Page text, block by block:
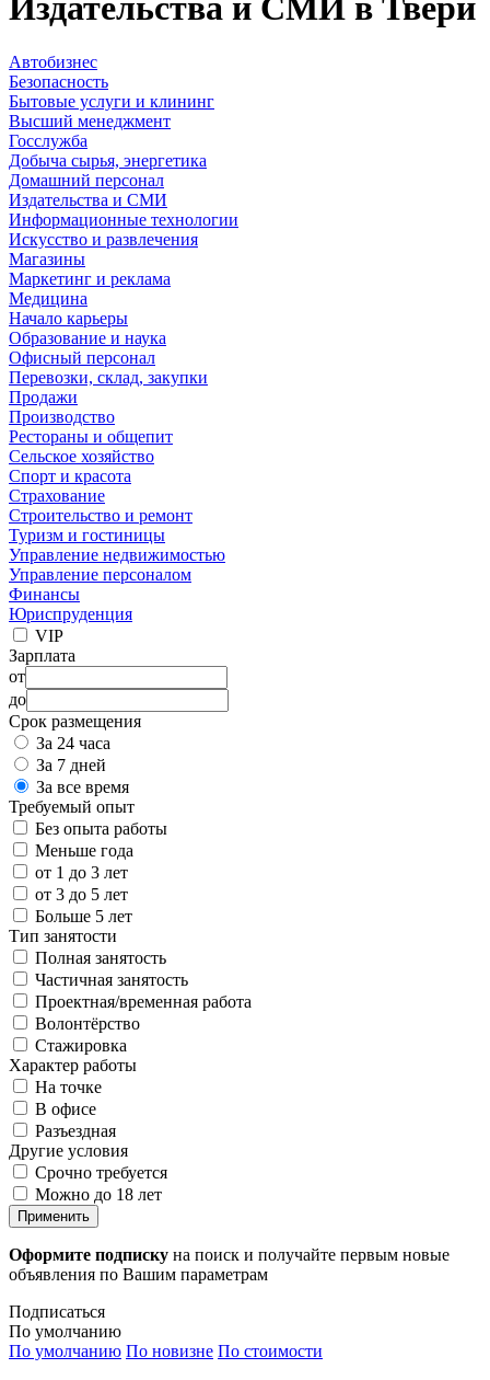
Издательства и СМИ в Твери
Автобизнес
Безопасность
Бытовые услуги и клининг
Высший менеджмент
Госслужба
Добыча сырья, энергетика
Домашний персонал
Издательства и СМИ
Информационные технологии
Искусство и развлечения
Магазины
Маркетинг и реклама
Медицина
Начало карьеры
Образование и наука
Офисный персонал
Перевозки, склад, закупки
Продажи
Производство
Рестораны и общепит
Сельское хозяйство
Спорт и красота
Страхование
Строительство и ремонт
Туризм и гостиницы
Управление недвижимостью
Управление персоналом
Финансы
Юриспруденция
VIP
Зарплата
от
до
Срок размещения
За 24 часа
За 7 дней
За все время
Требуемый опыт
Без опыта работы
Меньше года
от 1 до 3 лет
от 3 до 5 лет
Больше 5 лет
Тип занятости
Полная занятость
Частичная занятость
Проектная/временная работа
Волонтёрство
Стажировка
Характер работы
На точке
В офисе
Разъездная
Другие условия
Срочно требуется
Можно до 18 лет
Применить
Оформите подписку на поиск и получайте первым новые
объявления по Вашим параметрам
Подписаться
По умолчанию
По умолчанию По новизне По стоимости